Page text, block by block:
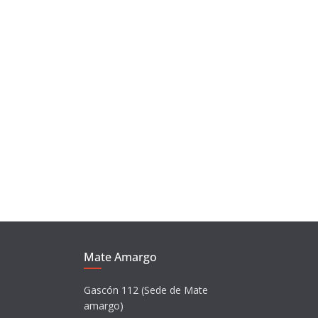
Mate Amargo
Gascón 112 (Sede de Mate
amargo)